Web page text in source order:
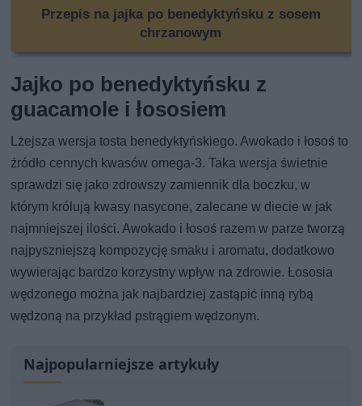
Przepis na jajka po benedyktyńsku z sosem
chrzanowym
Jajko po benedyktyńsku z
guacamole i łososiem
Lżejsza wersja tosta benedyktyńskiego. Awokado i łosoś to
źródło cennych kwasów omega-3. Taka wersja świetnie
sprawdzi się jako zdrowszy zamiennik dla boczku, w
którym królują kwasy nasycone, zalecane w diecie w jak
najmniejszej ilości. Awokado i łosoś razem w parze tworzą
najpyszniejszą kompozycję smaku i aromatu, dodatkowo
wywierając bardzo korzystny wpływ na zdrowie. Łososia
wędzonego można jak najbardziej zastąpić inną rybą
wędzoną na przykład pstrągiem wędzonym.
Najpopularniejsze artykuły